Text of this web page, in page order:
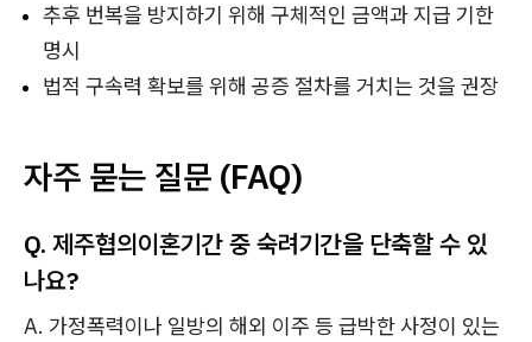
추후 번복을 방지하기 위해 구체적인 금액과 지급 기한
명시
법적 구속력 확보를 위해 공증 절차를 거치는 것을 권장
자주 묻는 질문 (FAQ)
Q. 제주협의이혼기간 중 숙려기간을 단축할 수 있
나요?
A. 가정폭력이나 일방의 해외 이주 등 급박한 사정이 있는